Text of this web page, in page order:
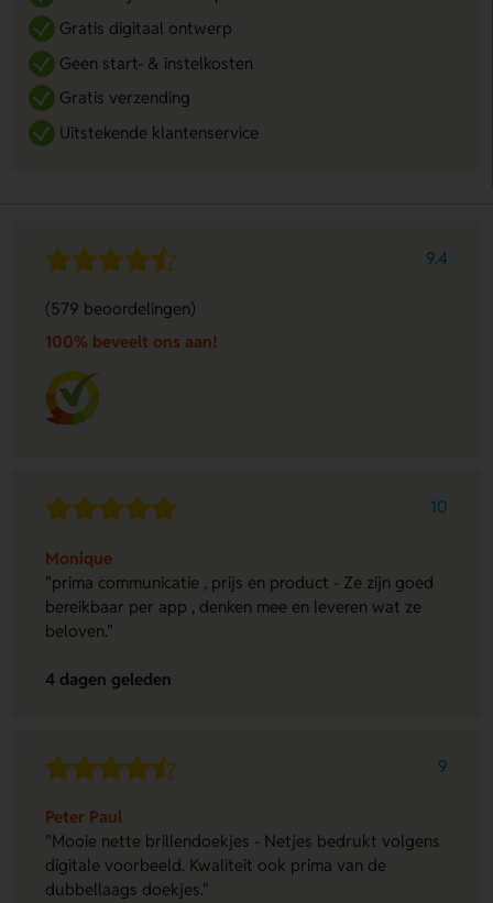
Gratis digitaal ontwerp
Geen start- & instelkosten
Gratis verzending
Uitstekende klantenservice
9.4
(579 beoordelingen)
100% beveelt ons aan!
10
Monique
"prima communicatie , prijs en product - Ze zijn goed
bereikbaar per app , denken mee en leveren wat ze
beloven."
4 dagen geleden
9
Peter Paul
"Mooie nette brillendoekjes - Netjes bedrukt volgens
digitale voorbeeld. Kwaliteit ook prima van de
dubbellaags doekjes."